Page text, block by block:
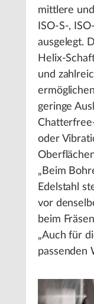
mittlere
ISO-S-,
ausgelegt.
Helix-
und
geringe
oder
„Beim
Edelstahl
vor
beim
„Auch für
passenden